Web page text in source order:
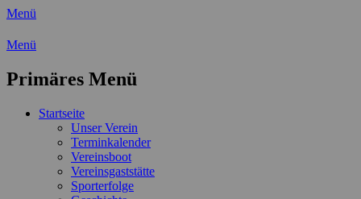
Menü
Wassersport-Verein 1921 e.V.
Freizeit mit der ganzen Familie
Menü
Primäres Menü
Zum
Startseite
Unser Verein
Terminkalender
Vereinsboot
Vereinsgaststätte
Sporterfolge